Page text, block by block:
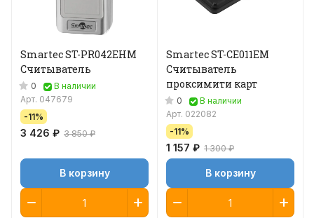
Smartec ST-PR042EHM
Считыватель
0
В наличии
Арт. 047679
-11%
3 426 ₽ 3 850 ₽
В корзину
Smartec ST-CE011EM
Считыватель
проксимити карт
0
В наличии
Арт. 022082
-11%
1 157 ₽ 1 300 ₽
В корзину